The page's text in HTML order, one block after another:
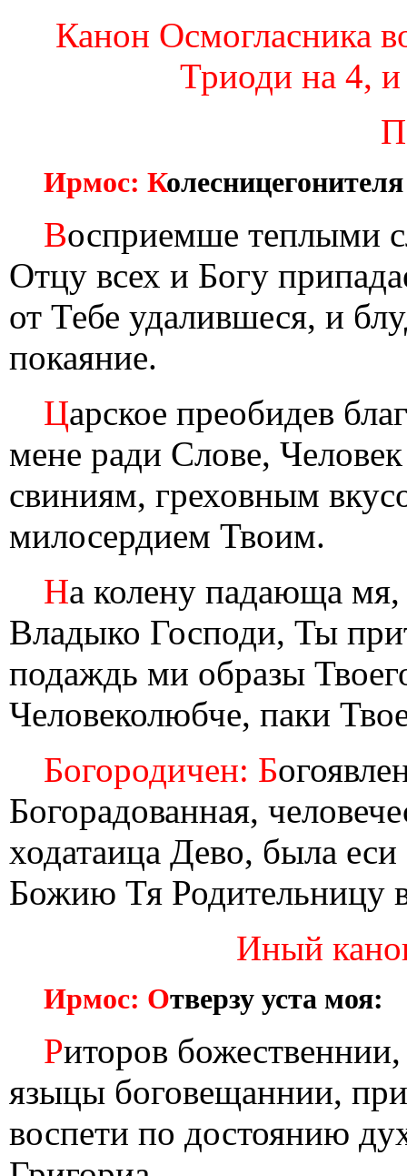
Канон Осмогласника
Триоди на 4, и
Ирмос: К
Восприемше теплыми
Отцу всех и Богу
от Тебе удалившеся, и
покаяние.
Царское преобидев
мене ради Слове,
свиниям, греховным
милосердием Твоим.
На колену падающа мя,
Владыко Господи, Ты
подаждь ми образы
Человеколюбче, паки
Богородичен: Б
Богорадованная,
ходатаица Дево, была
Божию Тя Родительницу
Иный
Ирмос: Отверзу уста моя:
Риторов
языцы боговещаннии,
воспети по достоянию